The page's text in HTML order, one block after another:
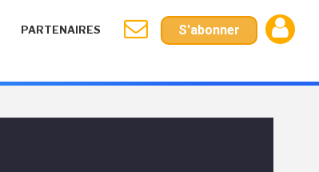
PARTENAIRES S'abonner